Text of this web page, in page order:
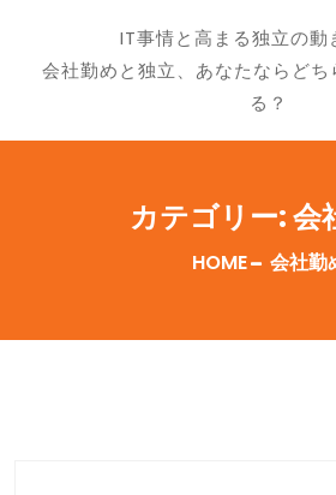
IT事情と高まる独立の動
会社勤めと独立、あなたならどち
る？
カテゴリー:会
HOME 会社勤